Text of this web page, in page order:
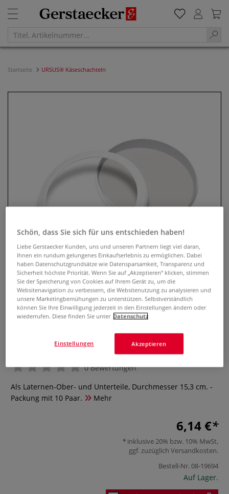
Startseite URSUS® Käseschachteln
URSUS® Käseschachteln
0 Bewertungen
Als Laternen-Ober- und Unterteile, Durchmesser 15,3 cm. -
Packung mit 10 Paar.
Mehr
6,14 €
inklusive 20% bzw. 10% MwSt,
ggf. zuzüglich Versandkosten.
Bestell-Nr.08-19694
Auf Lager.
Schön, dass Sie sich für uns entschieden haben!
Liebe Gerstaecker Kunden, uns und unseren Partnern liegt viel daran,
Ihnen ein rundum gelungenes Einkaufserlebnis zu ermöglichen. Dabei
haben Datenschutzgrundsätze wie Datensparsamkeit, Transparenz und
Sicherheit höchste Priorität. Wenn Sie auf „Akzeptieren“ klicken, stimmen
Sie der Speicherung von Cookies auf Ihrem Gerät zu, um die
Websitenavigation zu verbessern, die Websitenutzung zu analysieren und
unsere Marketingbemühungen zu unterstützen. Selbstverständlich
können Sie Ihre Einwilligung jederzeit in den Einstellungen ändern oder
wiederrufen. Diese finden Sie unter Datenschutz
Akzeptieren
Einstellungen